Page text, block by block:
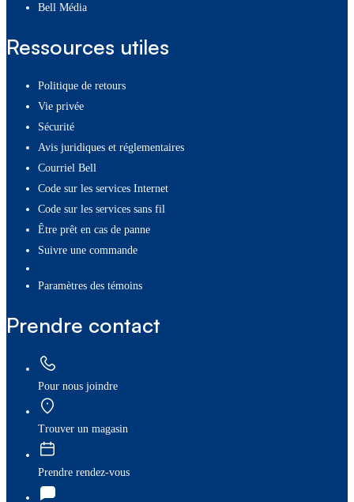
Bell Média
Ressources utiles
Politique de retours
Vie privée
Sécurité
Avis juridiques et réglementaires
Courriel Bell
Code sur les services Internet
Code sur les services sans fil
Être prêt en cas de panne
Suivre une commande
paramètres des témoins
Prendre contact
Pour nous joindre
Trouver un magasin
Prendre rendez-vous